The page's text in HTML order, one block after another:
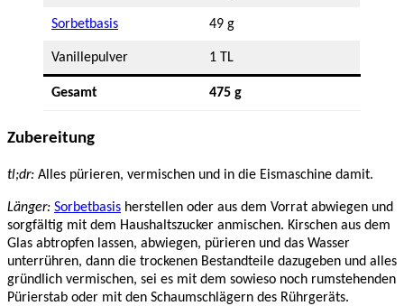
Sorbetbasis 49 g
Vanillepulver 1 TL
Gesamt 475 g
Zubereitung
tl;dr: Alles pürieren, vermischen und in die Eismaschine damit.
Länger: Sorbetbasis herstellen oder aus dem Vorrat abwiegen und
sorgfältig mit dem Haushaltszucker anmischen. Kirschen aus dem
Glas abtropfen lassen, abwiegen, pürieren und das Wasser
unterrühren, dann die trockenen Bestandteile dazugeben und alles
gründlich vermischen, sei es mit dem sowieso noch rumstehenden
Pürierstab oder mit den Schaumschlägern des Rührgeräts.